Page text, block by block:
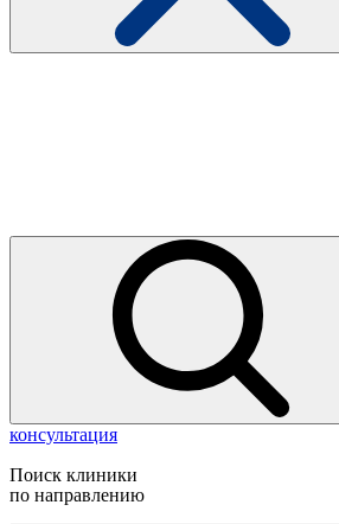
консультация
Поиск клиники
по направлению